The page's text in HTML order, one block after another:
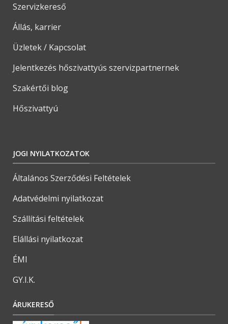
Szervizkereső
Állás, karrier
Üzletek / Kapcsolat
Jelentkezés hőszivattyús szervizpartnernek
Szakértői blog
Hőszivattyú
JOGI NYILATKOZATOK
Általános Szerződési Feltételek
Adatvédelmi nyilatkozat
Szállítási feltételek
Elállási nyilatkozat
ÉMI
GY.I.K.
ÁRUKERESŐ